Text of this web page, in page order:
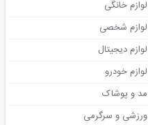
لوازم خانگی
لوازم شخصی
لوازم دیجیتال
لوازم خودرو
مد و پوشاک
ورزشی و سرگرمی